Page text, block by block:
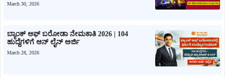
March 30, 2026
ಬ್ಯಾಂಕ್ ಆಫ್ ಬರೋಡಾ ನೇಮಕಾತಿ 2026 | 104
ಹುದ್ದೆಗಳಿಗೆ ಆನ್ ಲೈನ್ ಅರ್ಜಿ
March 28, 2026